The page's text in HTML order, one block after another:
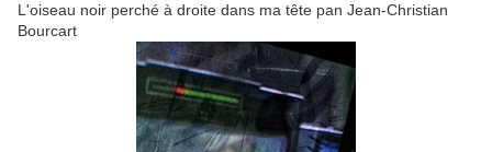
L'oiseau noir perché à droite dans ma tête pan Jean-Christian
Bourcart